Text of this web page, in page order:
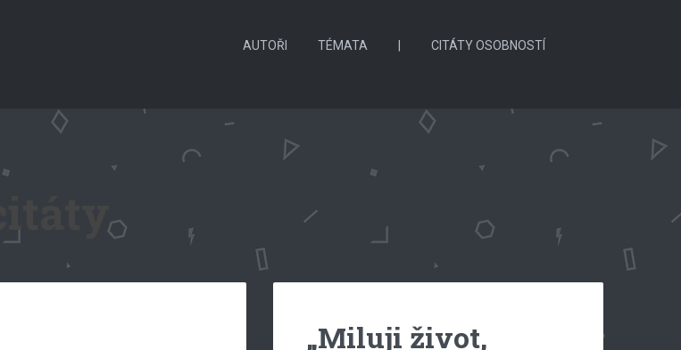
AUTOŘI TÉMATA CITÁTY OSOBNOSTÍ
„Miluji život,